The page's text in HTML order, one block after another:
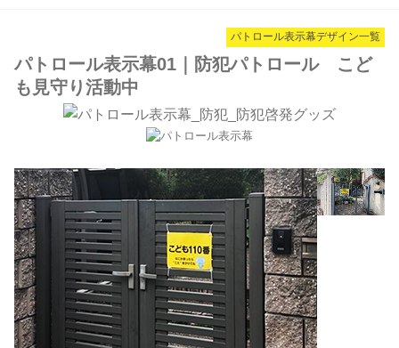
パトロール表示幕デザイン一覧
パトロール表示幕01｜防犯パトロール こど
も見守り活動中